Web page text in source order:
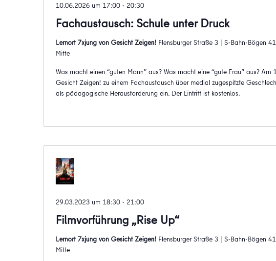
Fachaustausch: Schule unter Druck
10.06.2026 um 17:00 - 20:30
Lernort 7xjung von Gesicht Zeigen! Flensburger Straße 3 | S-Bahn-Bögen
Mitte
Was macht einen “guten Mann” aus? Was macht eine “gute Frau” aus? Am
Gesicht Zeigen! zu einem Fachaustausch über medial zugespitzte
als pädagogische Herausforderung ein. Der Eintritt ist kostenlos.
Filmvorführung „Rise Up“
29.03.2023 um 18:30 - 21:00
Lernort 7xjung von Gesicht Zeigen! Flensburger Straße 3 | S-Bahn-Bögen
Mitte